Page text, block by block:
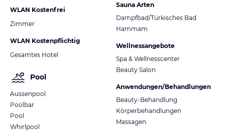
WLAN Kostenfrei
Zimmer
WLAN Kostenpflichtig
Gesamtes Hotel
Pool
Aussenpool
Poolbar
Pool
Whirlpool
Sauna Arten
Dampfbad/Türkisches Bad
Hammam
Wellnessangebote
Spa & Wellnesscenter
Beauty Salon
Anwendungen/Behandlungen
Beauty-Behandlung
Körperbehandlungen
Massagen